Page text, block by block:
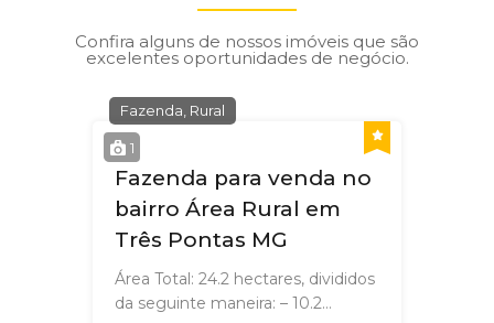
Confira alguns de nossos imóveis que são
excelentes oportunidades de negócio.
1
Fazenda, Rural
Fazenda para venda no
bairro Área Rural em
Três Pontas MG
Área Total: 24.2 hectares, divididos
da seguinte maneira: – 10.2…